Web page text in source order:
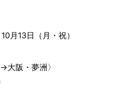
月13日（月・祝）
大阪・夢洲〉